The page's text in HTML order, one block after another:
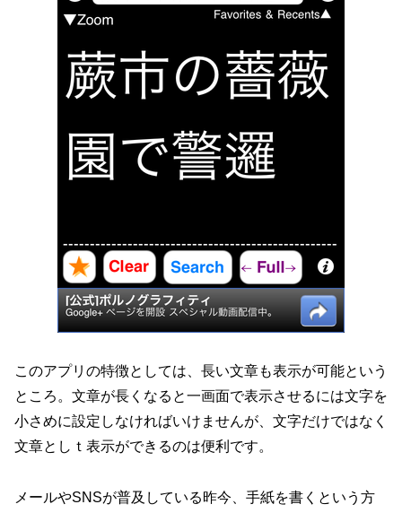
このアプリの特徴としては、長い文章も表示が可能という
ところ。文章が長くなると一画面で表示させるには文字を
小さめに設定しなければいけませんが、文字だけではなく
文章としｔ表示ができるのは便利です。
メールやSNSが普及している昨今、手紙を書くという方